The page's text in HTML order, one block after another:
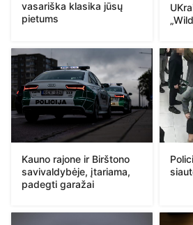
vasariška klasika jūsų
pietums
Kauno rajone ir Birštono
savivaldybėje, įtariama,
padegti garažai